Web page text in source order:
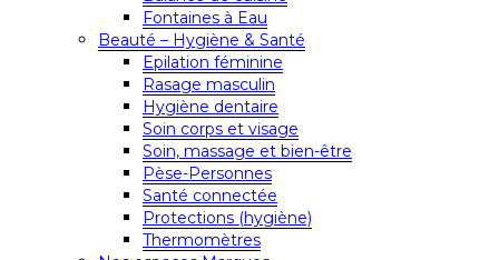
Fontaines à Eau
Beauté – Hygiène & Santé
Epilation féminine
Rasage masculin
Hygiène dentaire
Soin corps et visage
Soin, massage et bien-être
Pèse-Personnes
Santé connectée
Protections (hygiène)
Thermomètres